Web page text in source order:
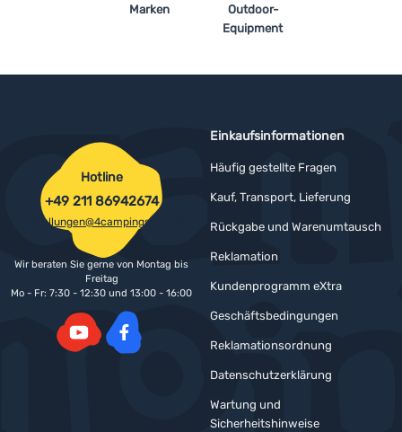
Marken
Outdoor-
Equipment
Einkaufsinformationen
Häufig gestellte Fragen
Kauf, Transport, Lieferung
Rückgabe und Warenumtausch
Reklamation
Kundenprogramm eXtra
Geschäftsbedingungen
Reklamationsordnung
Datenschutzerklärung
Wartung und
Sicherheitshinweise
Hotline
+49 211 86942674
bestellungen@4campingshop.de
Wir beraten Sie gerne von Montag bis
Freitag
Mo - Fr: 7:30 - 12:30 und 13:00 - 16:00